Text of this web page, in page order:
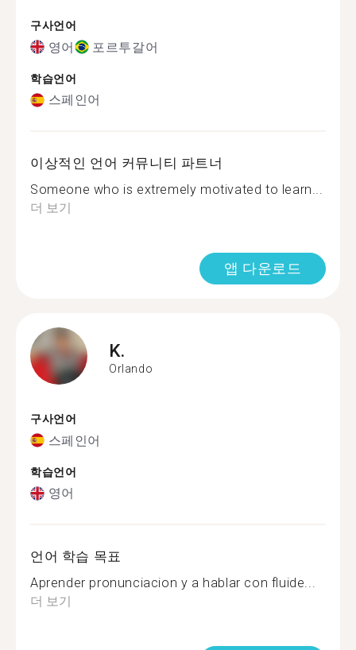
구사언어
영어 포르투갈어
학습언어
스페인어
이상적인 언어 커뮤니티 파트너
Someone who is extremely motivated to learn...
더 보기
앱 다운로드
K.
Orlando
구사언어
스페인어
학습언어
영어
언어 학습 목표
Aprender pronunciacion y a hablar con fluide...
더 보기